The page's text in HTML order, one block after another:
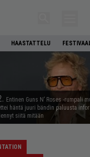
HAASTATTELU
Entinen Guns N’ Roses -rumpali
häntä juuri bändin paluusta
siitä mitään